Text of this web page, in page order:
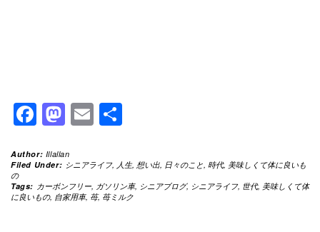
Facebook
Mastodon
Email
Author: Illallan
Filed Under: シニアライフ, 人生, 想い出, 日々のこと, 時代, 美味しくて体に良いも
の
Tags: カーボンフリー, ガソリン車, シニアブログ, シニアライフ, 世代, 美味しくて体
に良いもの, 自家用車, 苺, 苺ミルク